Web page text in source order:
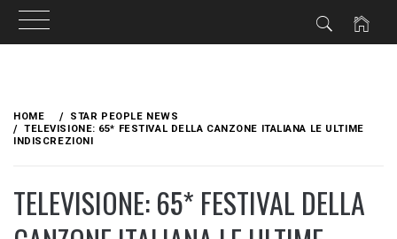
content
HOME
STAR PEOPLE NEWS
TELEVISIONE: 65* FESTIVAL DELLA CANZONE ITALIANA LE ULTIME
INDISCREZIONI
TELEVISIONE: 65* FESTIVAL DELLA